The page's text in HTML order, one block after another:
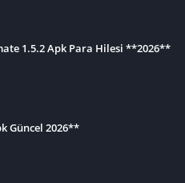
1.5.2 Apk Para Hilesi **2026**
Güncel 2026**